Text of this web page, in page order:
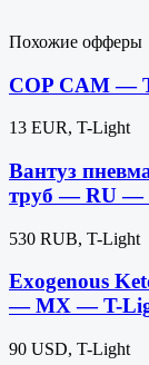
Похожие офферы
COP CAM —
13 EUR, T-Light
Вантуз
труб — RU —
530 RUB, T-Light
Exogenous
— MX — T-
90 USD, T-Light